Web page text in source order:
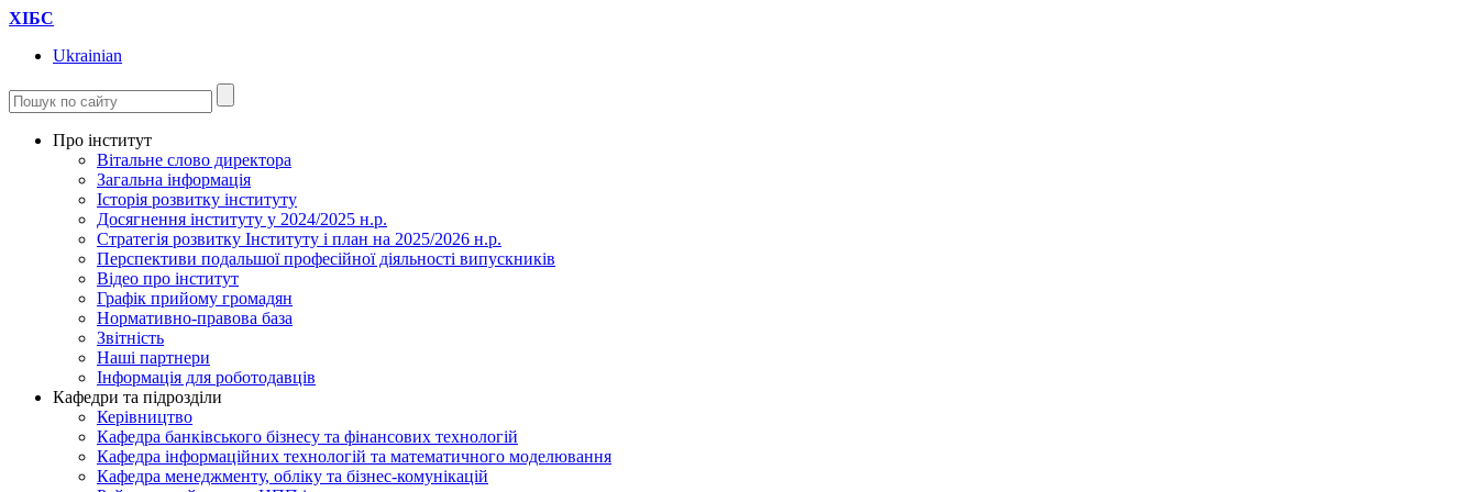
ХІБС
Ukrainian
Про інститут
Вітальне слово директора
Загальна інформація
Історія розвитку інституту
Досягнення інституту у 2024/2025 н.р.
Стратегія розвитку Інституту і план на 2025/2026 н.р.
Перспективи подальшої професійної діяльності випускників
Відео про інститут
Графік прийому громадян
Нормативно-правова база
Звітність
Наші партнери
Інформація для роботодавців
Кафедри та підрозділи
Керівництво
Кафедра банківського бізнесу та фінансових технологій
Кафедра інформаційних технологій та математичного моделювання
Кафедра менеджменту, обліку та бізнес-комунікацій